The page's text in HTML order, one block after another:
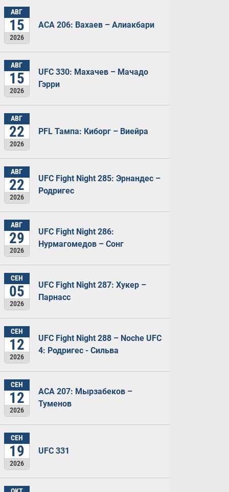
АВГ
15
2026
ACA 206: Вахаев – Алиакбари
АВГ
15
2026
UFC 330: Махачев – Мачадо
Гэрри
АВГ
22
2026
PFL Тампа: Киборг – Виейра
АВГ
22
2026
UFC Fight Night 285: Эрнандес –
Родригес
АВГ
29
2026
UFC Fight Night 286:
Нурмагомедов – Сонг
СЕН
05
2026
UFC Fight Night 287: Хукер –
Парнасс
СЕН
12
2026
UFC Fight Night 288 – Noche UFC
4: Родригес - Сильва
СЕН
12
2026
ACA 207: Мырзабеков –
Туменов
СЕН
19
2026
UFC 331